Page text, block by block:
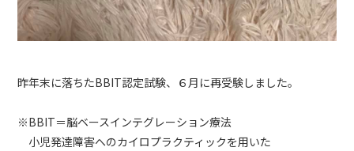
昨年末に落ちたBBIT認定試験、６月に再受験しました。
※BBIT＝脳ベースインテグレーション療法
小児発達障害へのカイロプラクティックを用いた